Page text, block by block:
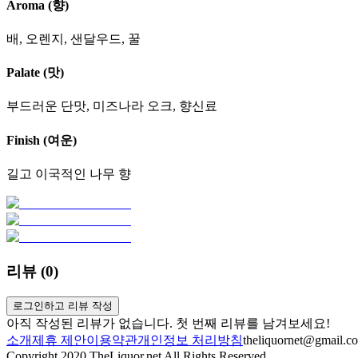
Aroma (향)
배, 오렌지, 샌달우드, 꿀
Palate (맛)
부드러운 단맛, 미즈나라 오크, 향신료
Finish (여운)
길고 이국적인 나무 향
리뷰 (0)
로그인하고 리뷰 작성
아직 작성된 리뷰가 없습니다. 첫 번째 리뷰를 남겨보세요!
소개제휴 제안이용약관개인정보 처리방침